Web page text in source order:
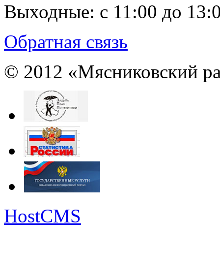
Выходные: с 11:00 до
Обратная связь
© 2012 «Мясниковский
HostCMS